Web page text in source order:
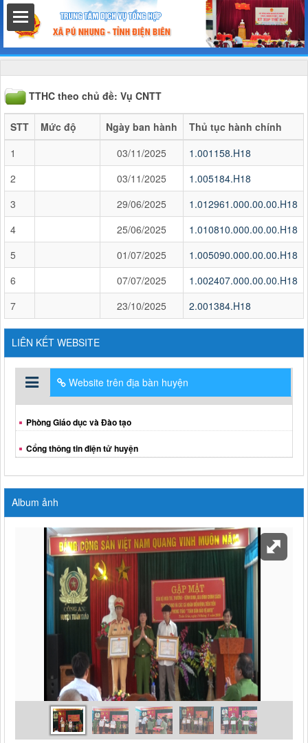
TTHC theo chủ đề: Vụ CNTT
STT Mức độ Ngày ban hành
Thủ tục hành chính
1
03/11/2025
1.001158.H18
2
03/11/2025
1.005184.H18
3
29/06/2025
1.012961.000.00.00.H18
4
25/06/2025
1.010810.000.00.00.H18
5
01/07/2025
1.005090.000.00.00.H18
6
07/07/2025
1.002407.000.00.00.H18
7
23/10/2025 2.001384.H18
LIÊN KẾT WEBSITE
Website trên địa bàn huyện
Phòng Giáo dục và Đào tạo
Cổng thông tin điện tử huyện
Album ảnh